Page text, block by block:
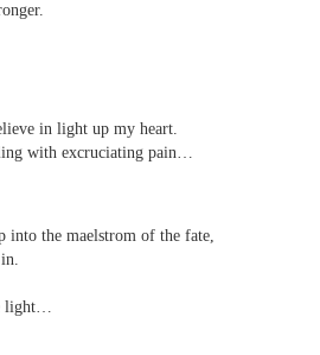
in light up my heart.
with excruciating pain…
into the maelstrom of the fate,
light…